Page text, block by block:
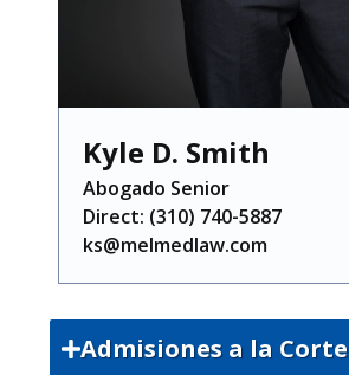
Kyle D. Smith
Abogado Senior
Direct: (310) 740-5887
ks@melmedlaw.com
Admisiones a la Corte